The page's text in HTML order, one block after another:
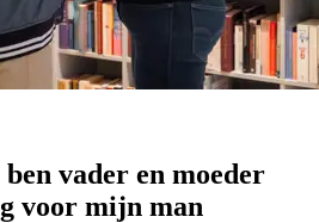
vader en moeder
voor mijn man